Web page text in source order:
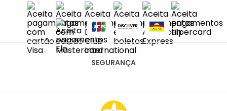
POLÍTICA DE ENTREGA
TROCAS E DEVOLUÇÕES
SAC
DIAS ÚTEIS DAS 10H ÀS 18H
SAC@LARANJALIMASHOES.COM.BR
(11) 2067-8100
SEGURANÇA